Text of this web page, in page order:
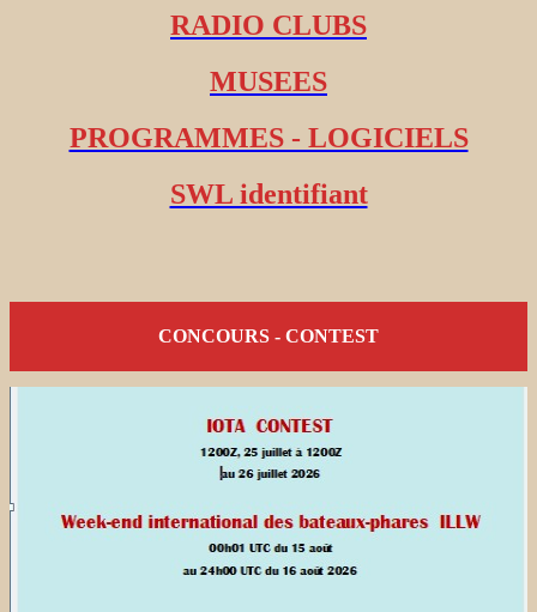
RADIO CLUBS
MUSEES
PROGRAMMES - LOGICIELS
SWL identifiant
CONCOURS - CONTEST